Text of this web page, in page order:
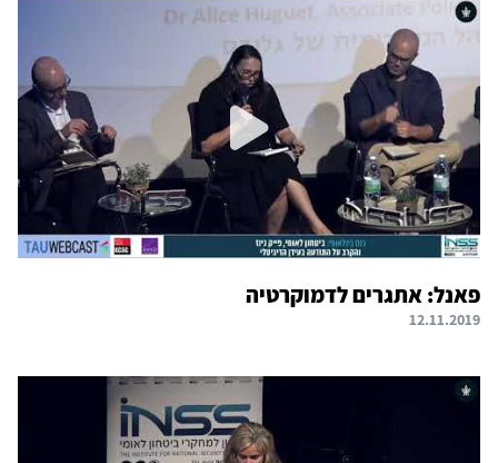
פאנל: אתגרים לדמוקרטיה
12.11.2019